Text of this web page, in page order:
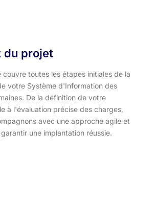
du projet
couvre toutes les étapes initiales de la
votre Système d'Information des
De la définition de votre
à l'évaluation précise des charges,
avec une approche agile et
une implantation réussie.